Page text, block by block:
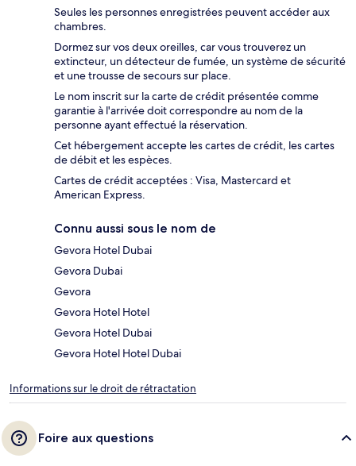
Seules les personnes enregistrées peuvent accéder aux
chambres.
Dormez sur vos deux oreilles, car vous trouverez un
extincteur, un détecteur de fumée, un système de sécurité
et une trousse de secours sur place.
Le nom inscrit sur la carte de crédit présentée comme
garantie à l'arrivée doit correspondre au nom de la
personne ayant effectué la réservation.
Cet hébergement accepte les cartes de crédit, les cartes
de débit et les espèces.
Cartes de crédit acceptées : Visa, Mastercard et
American Express.
Connu aussi sous le nom de
Gevora Hotel Dubai
Gevora Dubai
Gevora
Gevora Hotel Hotel
Gevora Hotel Dubai
Gevora Hotel Hotel Dubai
Informations sur le droit de rétractation
Foire aux questions